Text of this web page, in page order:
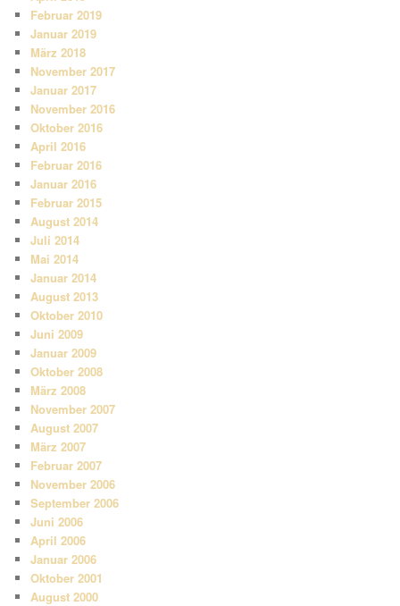
Februar 2019
Januar 2019
März 2018
November 2017
Januar 2017
November 2016
Oktober 2016
April 2016
Februar 2016
Januar 2016
Februar 2015
August 2014
Juli 2014
Mai 2014
Januar 2014
August 2013
Oktober 2010
Juni 2009
Januar 2009
Oktober 2008
März 2008
November 2007
August 2007
März 2007
Februar 2007
November 2006
September 2006
Juni 2006
April 2006
Januar 2006
Oktober 2001
August 2000